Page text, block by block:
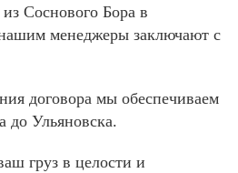
из Соснового Бора в
менеджеры заключают с
договора мы обеспечиваем
до Ульяновска.
груз в целости и